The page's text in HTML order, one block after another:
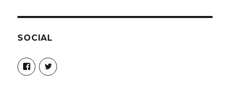
SOCIAL
Profil
von
christoph.fleischer1
Profil
von